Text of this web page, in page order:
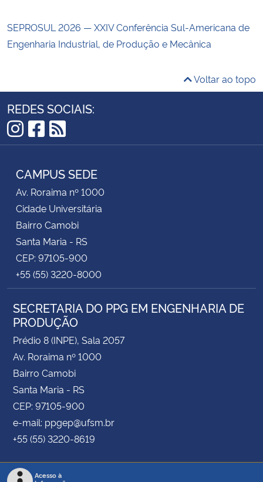
SEPROSUL 2026 — XXIV Conferência Sul-Americana de
Engenharia Industrial, de Produção e Mecânica
Voltar ao topo
REDES SOCIAIS:
Instagram
Facebook
RSS
CAMPUS SEDE
Av. Roraima nº 1000
Cidade Universitária
Bairro Camobi
Santa Maria - RS
CEP: 97105-900
+55 (55) 3220-8000
SECRETARIA DO PPG EM ENGENHARIA DE
PRODUÇÃO
Prédio 8 (INPE), Sala 2057
Av. Roraima nº 1000
Bairro Camobi
Santa Maria - RS
CEP: 97105-900
e-mail: ppgep@ufsm.br
+55 (55) 3220-8619
Acesso à